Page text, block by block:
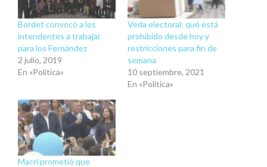
Bordet convocó a los
intendentes a trabajar
para los Fernández
2 julio, 2019
En «Política»
Veda electoral: qué está
prohibido desde hoy y
restricciones para fin de
semana
10 septiembre, 2021
En «Política»
Macri prometió que